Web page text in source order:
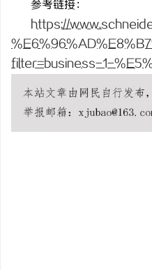
参考链接：
https://
filter=business-1-